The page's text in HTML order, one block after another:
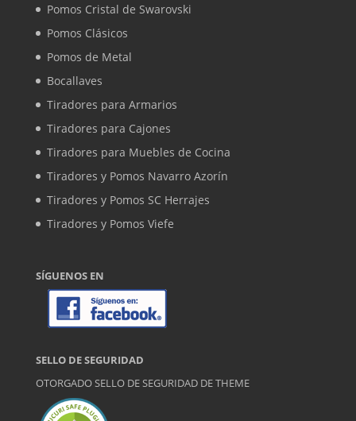
Pomos Cristal de Swarovski
Pomos Clásicos
Pomos de Metal
Bocallaves
Tiradores para Armarios
Tiradores para Cajones
Tiradores para Muebles de Cocina
Tiradores y Pomos Navarro Azorín
Tiradores y Pomos SC Herrajes
Tiradores y Pomos Viefe
SÍGUENOS EN
SELLO DE SEGURIDAD
OTORGADO SELLO DE SEGURIDAD DETHEME